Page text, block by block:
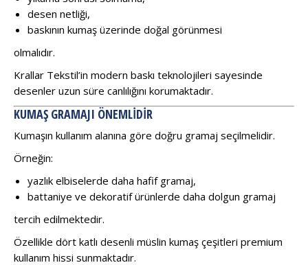
desen netliği,
baskının kumaş üzerinde doğal görünmesi
olmalıdır.
Krallar Tekstil’in modern baskı teknolojileri sayesinde
desenler uzun süre canlılığını korumaktadır.
KUMAŞ GRAMAJI ÖNEMLIDIR
Kumaşın kullanım alanına göre doğru gramaj seçilmelidir.
Örneğin:
yazlık elbiselerde daha hafif gramaj,
battaniye ve dekoratif ürünlerde daha dolgun gramaj
tercih edilmektedir.
Özellikle dört katlı desenli müslin kumaş çeşitleri premium
kullanım hissi sunmaktadır.